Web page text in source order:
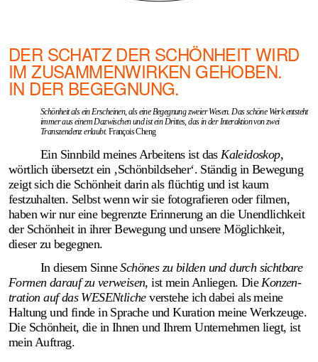
DER SCHATZ DER SCHÖNHEIT WIRD
IM ZUSAMMENWIRKEN GEHOBEN.
IN DER BEGEGNUNG.
Schönheit als ein Erscheinen, als eine Begegnung zweier Wesen. Das schöne Werk entsteht
immer aus einem Dazwischen und ist ein Drittes, das in der Interaktion von zwei
Transzendenz erlaubt. François Cheng
Ein Sinnbild meines Arbeitens ist das Kaleidoskop,
wörtlich über­setzt ein ‚Schönbildseher‘. Ständig in Bewe­gung
zeigt sich die Schönheit darin als flüchtig und ist kaum
festzuhalten. Selbst wenn wir sie foto­grafieren oder filmen,
haben wir nur eine begrenzte Erinnerung an die Unend­lichkeit
der Schönheit in ihrer Bewegung und unsere Möglichkeit,
dieser zu begegnen.
In diesem SinneSchönes zu bilden und durch sichtbare
Formen darauf zu verweisen, ist mein Anliegen. Die Kon­zen­
tration auf das WESENtlicheverstehe ich dabei als meine
Haltung und finde in Sprache und Kuration meine Werk­zeuge.
Die Schönheit, die in Ihnen und Ihrem Unter­nehmen liegt, ist
mein Auftrag.